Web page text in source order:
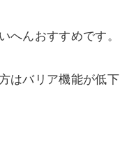
へんおすすめです。
はバリア機能が低下